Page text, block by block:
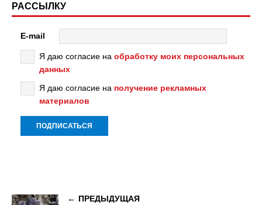
РАССЫЛКУ
E-mail
Я даю согласие на обработку моих персональных
данных
Я даю согласие на получение рекламных
материалов
ПРЕДЫДУЩАЯ